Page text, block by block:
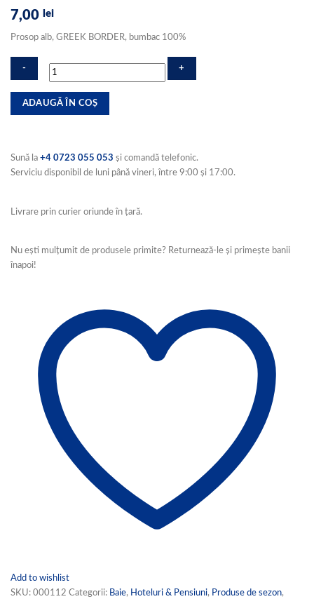
7,00 lei
Prosop alb, GREEK BORDER, bumbac 100%
Cantitate
100%,
pentru
ADAUGĂ ÎN COȘ
Sună la +4 0723 055 053 și comandă telefonic.
Serviciu disponibil de luni până vineri, între 9:00 și 17:00.
Livrare prin curier oriunde în țară.
Nu ești mulțumit de produsele primite? Returnează-le și primește banii
înapoi!
Add to wishlist
SKU: 000112 Categorii: Baie, Hoteluri & Pensiuni, Produse de sezon,